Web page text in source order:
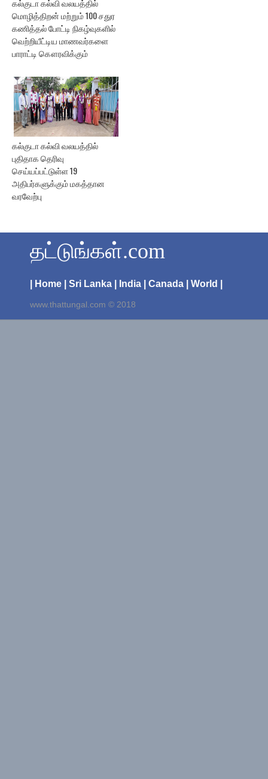
கல்குடா கல்வி வலயத்தில்
மொழித்திறன் மற்றும் 100 சதுர
கணித்தல் போட்டி நிகழ்வுகளில்
வெற்றியீட்டிய மாணவர்களை
பாராட்டி கௌரவிக்கும்
கல்குடா கல்வி வலயத்தில்
புதிதாக தெரிவு
செய்யப்பட்டுள்ள 19
அதிபர்களுக்கும் மகத்தான
வரவேற்பு
தட்டுங்கள்.com
| Home | Sri Lanka | India | Canada | World |
www.thattungal.com © 2018